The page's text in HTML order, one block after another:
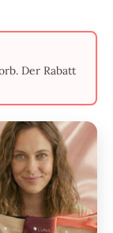
Der Rabatt